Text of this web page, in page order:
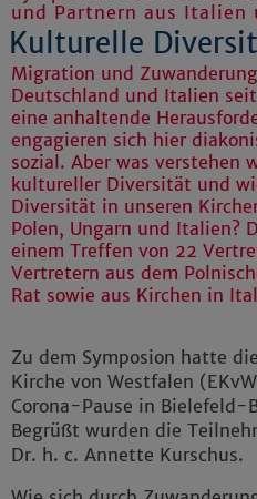
und Partnern aus Italien
Kulturelle
Migration und
Deutschland und Italien
eine anhaltende
engagieren sich hier
sozial. Aber was verstehen
kultureller Diversität und
Diversität in unseren
Polen, Ungarn und Italien?
einem Treffen von 22
Vertretern aus dem
Rat sowie aus Kirchen in
Zu dem Symposion hatte
Kirche von Westfalen
Corona-Pause in Bielefeld-
Begrüßt wurden die
Dr. h. c. Annette Kurschus.